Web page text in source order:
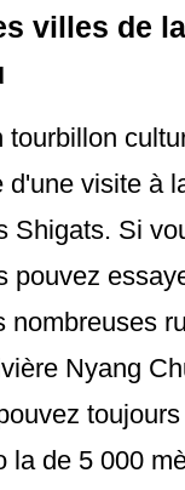
villes de
tourbillon
d'une visite à
Shigats. Si
pouvez
nombreuses
Nyang
la de 5 000